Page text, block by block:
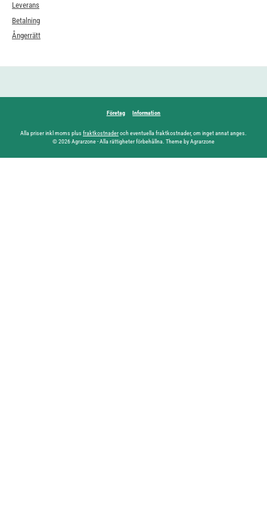
Leverans
Betalning
Ångerrätt
Företag Information
Alla priser inkl moms plus fraktkostnaderoch eventuella fraktkostnader, om inget annat anges.
© 2026 Agrarzone - Alla rättigheter förbehållna. Theme by Agrarzone